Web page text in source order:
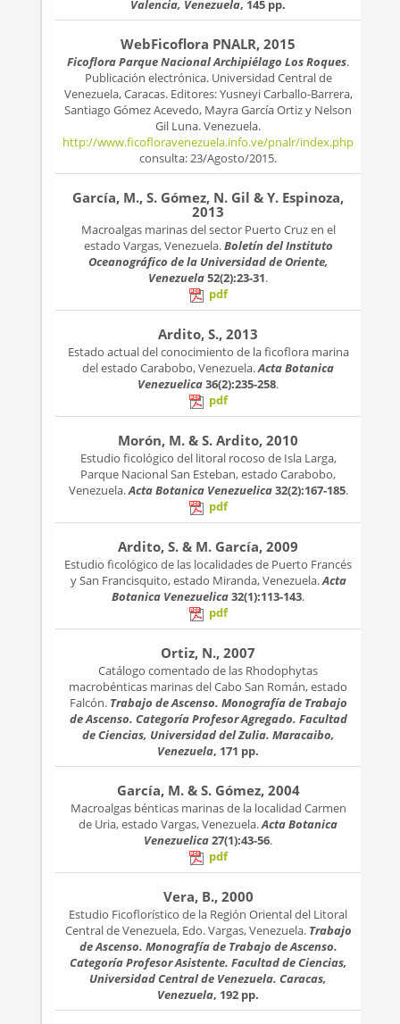
Valencia, Venezuela, 145 pp.
WebFicoflora PNALR, 2015
Ficoflora Parque Nacional Archipiélago Los Roques.
Publicación electrónica. Universidad Central de
Venezuela, Caracas. Editores: Yusneyi Carballo-Barrera,
Santiago Gómez Acevedo, Mayra García Ortiz y Nelson
Gil Luna. Venezuela.
http://www.ficofloravenezuela.info.ve/pnalr/index.php
consulta: 23/Agosto/2015.
García, M., S. Gómez, N. Gil & Y. Espinoza,
2013
Macroalgas marinas del sector Puerto Cruz en el
estado Vargas, Venezuela.Boletín del Instituto
Oceanográfico de la Universidad de Oriente,
Venezuela52(2):23-31.
pdf
Ardito, S., 2013
Estado actual del conocimiento de la ficoflora marina
del estado Carabobo, Venezuela.Acta Botanica
Venezuelica36(2):235-258.
pdf
Morón, M. & S. Ardito, 2010
Estudio ficológico del litoral rocoso de Isla Larga,
Parque Nacional San Esteban, estado Carabobo,
Venezuela.Acta Botanica Venezuelica32(2):167-185.
pdf
Ardito, S. & M. García, 2009
Estudio ficológico de las localidades de Puerto Francés
y San Francisquito, estado Miranda, Venezuela.Acta
Botanica Venezuelica32(1):113-143.
pdf
Ortiz, N., 2007
Catálogo comentado de las Rhodophytas
macrobénticas marinas del Cabo San Román, estado
Falcón. Trabajo de Ascenso. Monografía de Trabajo
de Ascenso. Categoría Profesor Agregado. Facultad
de Ciencias, Universidad del Zulia. Maracaibo,
Venezuela, 171 pp.
García, M. & S. Gómez, 2004
Macroalgas bénticas marinas de la localidad Carmen
de Uria, estado Vargas, Venezuela.Acta Botanica
Venezuelica27(1):43-56.
pdf
Vera, B., 2000
Estudio Ficoflorístico de la Región Oriental del Litoral
Central de Venezuela, Edo. Vargas, Venezuela. Trabajo
de Ascenso. Monografía de Trabajo de Ascenso.
Categoría Profesor Asistente. Facultad de Ciencias,
Universidad Central de Venezuela. Caracas,
Venezuela, 192 pp.